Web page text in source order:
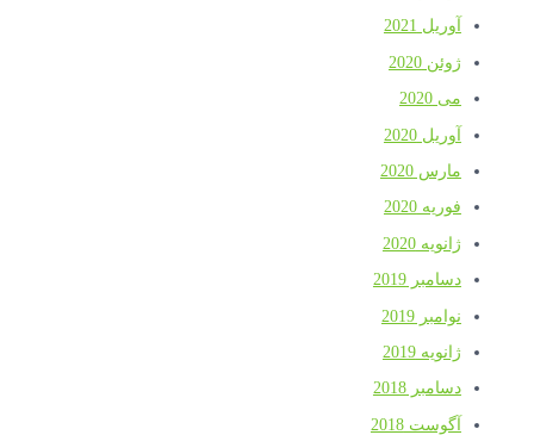
آوریل 2021
ژوئن 2020
می 2020
آوریل 2020
مارس 2020
فوریه 2020
ژانویه 2020
دسامبر 2019
نوامبر 2019
ژانویه 2019
دسامبر 2018
آگوست 2018